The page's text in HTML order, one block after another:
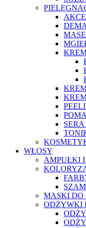
WŁOSY
AMPUŁKI I
MASKI DO
ODŻYWKI